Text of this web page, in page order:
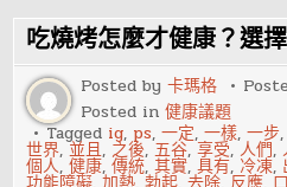
季
結
束
多
吃
豆
類
吃燒烤怎麼才健康？選
Posted by卡瑪格
Posted in健康議題
Tagged ig, ps,一定,一樣,一步
世界,並且, 之後,五谷,享受,人們,
個人,健康,傳統,其實,具有, 冷凍,